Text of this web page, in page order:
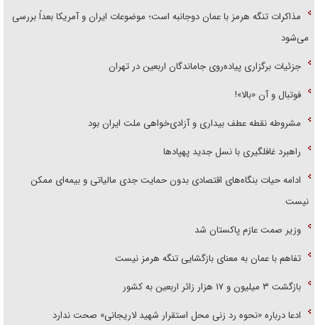
مذاکرات تنگه هرمز با عمان دوجانبه است؛ موضوعات ایران و آمریکا بعداً بررسی
می‌شود
جزئیات برگزاری پیاده‌روی جاماندگان اربعین در تهران
فوتبال و آن «بالا»!
مشروطه نقطه عطف بیداری و آزادی‌خواهی ملت ایران بود
راهبرد غافلگیری با نسل جدید پهپاد‌ها
ادامه حیات بنگاه‌های اقتصادی بدون حمایت جدی مالیاتی و بیمه‌ای ممکن
نیست
وزیر صمت عازم پاکستان شد
تفاهم با عمان به معنای بازگشایی تنگه هرمز نیست
بازگشت ۳ میلیون و ۱۷ هزار زائر اربعین به کشور
ادعا درباره «نحوه رد زنی محل استقرار شهید لاریجانی» صحت ندارد